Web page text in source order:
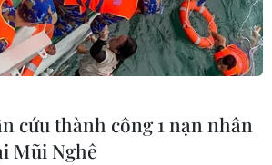
cứu thành công 1 nạn nhân
Mũi Nghê